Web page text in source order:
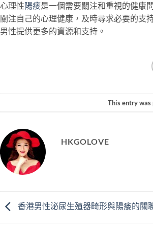
心理性陽痿是一個需要關注和重視的健康
關注自己的心理健康，及時尋求必要的支
男性提供更多的資源和支持。
This entry
HKGOLOVE
香港男性泌尿生殖器畸形與陽痿的關